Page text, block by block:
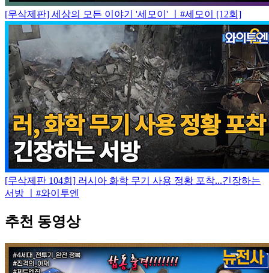
[무삭제판] 세상의 모든 이야기 '세모이' ㅣ#세모이 [12회]
[무삭제판 104회] 러시아 화학 무기 사용 정황 포착...긴장하는
서방 ㅣ#와이투엔
추천 동영상